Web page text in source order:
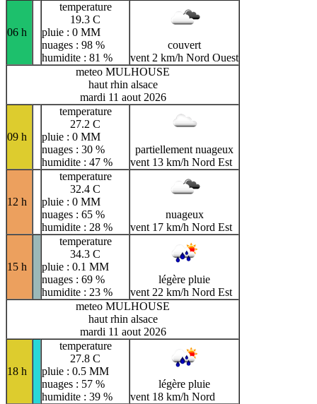
06 h
temperature
19.3 C
pluie : 0 MM
nuages : 98 %
humidite : 81 %
couvert
vent 2 km/h Nord Ouest
meteo MULHOUSE
haut rhin alsace
mardi 11 aout 2026
09 h
temperature
27.2 C
pluie : 0 MM
nuages : 30 %
humidite : 47 %
partiellement nuageux
vent 13 km/h Nord Est
12 h
temperature
32.4 C
pluie : 0 MM
nuages : 65 %
humidite : 28 %
nuageux
vent 17 km/h Nord Est
15 h
temperature
34.3 C
pluie : 0.1 MM
nuages : 69 %
humidite : 23 %
légère pluie
vent 22 km/h Nord Est
meteo MULHOUSE
haut rhin alsace
mardi 11 aout 2026
18 h
temperature
27.8 C
pluie : 0.5 MM
nuages : 57 %
humidite : 39 %
légère pluie
vent 18 km/h Nord